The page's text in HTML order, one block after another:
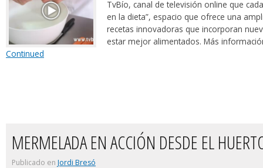
TvBío, canal de televisión online que
en la dieta”, espacio que ofrece una
recetas innovadoras que incorporan
estar mejor alimentados. Más
Continued
MERMELADA EN ACCIÓN DESDE EL
Publicado en Jordi Bresó